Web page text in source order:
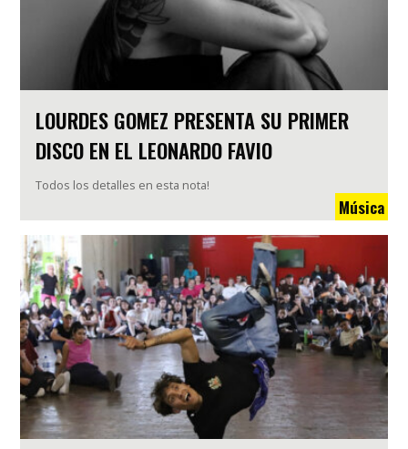
LOURDES GOMEZ PRESENTA SU PRIMER
DISCO EN EL LEONARDO FAVIO
Todos los detalles en esta nota!
Música